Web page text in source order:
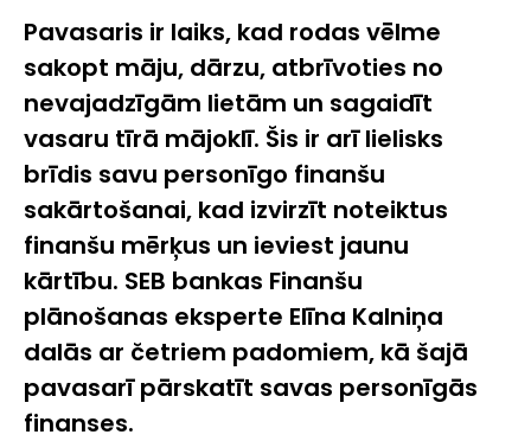
Pavasaris ir laiks, kad rodas vēlme
sakopt māju, dārzu, atbrīvoties no
nevajadzīgām lietām un sagaidīt
vasaru tīrā mājoklī. Šis ir arī lielisks
brīdis savu personīgo finanšu
sakārtošanai, kad izvirzīt noteiktus
finanšu mērķus un ieviest jaunu
kārtību. SEB bankas Finanšu
plānošanas eksperte Elīna Kalniņa
dalās ar četriem padomiem, kā šajā
pavasarī pārskatīt savas personīgās
finanses.